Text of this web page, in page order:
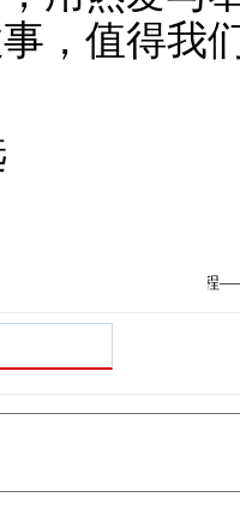
，值得我
春调研悟初心 拓荒紫米启新